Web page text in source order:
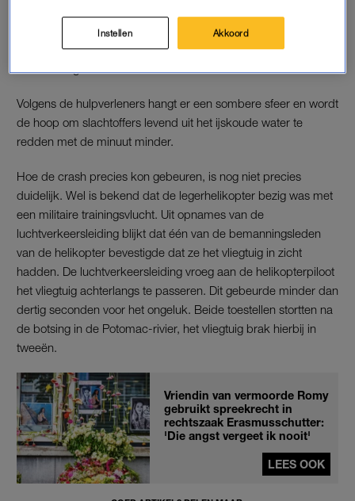
lichamen uit het water zijn gehaald, NBC houdt het nog op
twaalf lichamen. Er zijn ruim driehonderd hulpverleners bezig
Volgens de hulpverleners hangt er een sombere sfeer en wordt
de hoop om slachtoffers levend uit het ijskoude water te
redden met de minuut minder.
Hoe de crash precies kon gebeuren, is nog niet precies
duidelijk. Wel is bekend dat de legerhelikopter bezig was met
een militaire trainingsvlucht. Uit opnames van de
luchtverkeersleiding blijkt dat één van de bemanningsleden
van de helikopter bevestigde dat ze het vliegtuig in zicht
hadden. De luchtverkeersleiding vroeg aan de helikopterpiloot
het vliegtuig achterlangs te passeren. Dit gebeurde minder dan
dertig seconden voor het ongeluk. Beide toestellen stortten na
de botsing in de Potomac-rivier, het vliegtuig brak hierbij in
tweeën.
Vriendin van vermoorde Romy
gebruikt spreekrecht in
rechtszaak Erasmusschutter:
'Die angst vergeet ik nooit'
LEES OOK
Instellen Akkoord